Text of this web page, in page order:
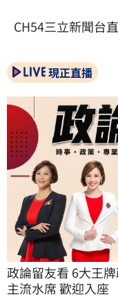
CH54三立新聞台
現正直播
政論留友看 6大王
主流水席 歡迎入座